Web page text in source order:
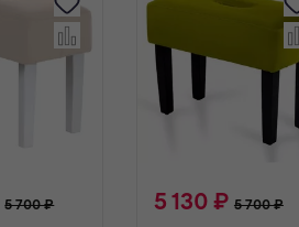
5 700 ₽ 5 130 ₽ 5 700 ₽